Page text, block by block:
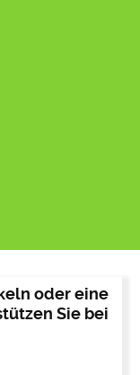
oder eine
Sie bei